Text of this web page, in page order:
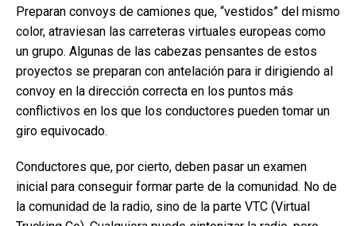
Preparan convoys de camiones que, “vestidos” del mismo
color, atraviesan las carreteras virtuales europeas como
un grupo. Algunas de las cabezas pensantes de estos
proyectos se preparan con antelación para ir dirigiendo al
convoy en la dirección correcta en los puntos más
conflictivos en los que los conductores pueden tomar un
giro equivocado.
Conductores que, por cierto, deben pasar un examen
inicial para conseguir formar parte de la comunidad. No de
la comunidad de la radio, sino de la parte VTC (Virtual